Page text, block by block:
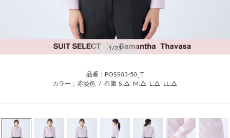
1/23
品番：POSS03-50_T
カラー：赤淡色
/ 在庫 S:△ M:△ L:△ LL:△